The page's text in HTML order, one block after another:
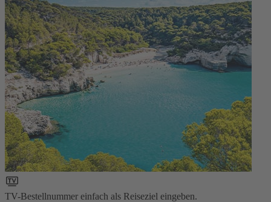
TV-Bestellnummer einfach als Reiseziel eingeben.